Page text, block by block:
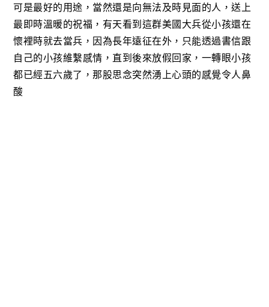
可是最好的用途，當然還是向無法及時見面的人，送上
最即時溫暖的祝福，有天看到這群美國大兵從小孩還在
懷裡時就去當兵，因為長年遠征在外，只能透過書信跟
自己的小孩維繫感情，直到後來放假回家，一轉眼小孩
都已經五六歲了，那股思念突然湧上心頭的感覺令人鼻
酸